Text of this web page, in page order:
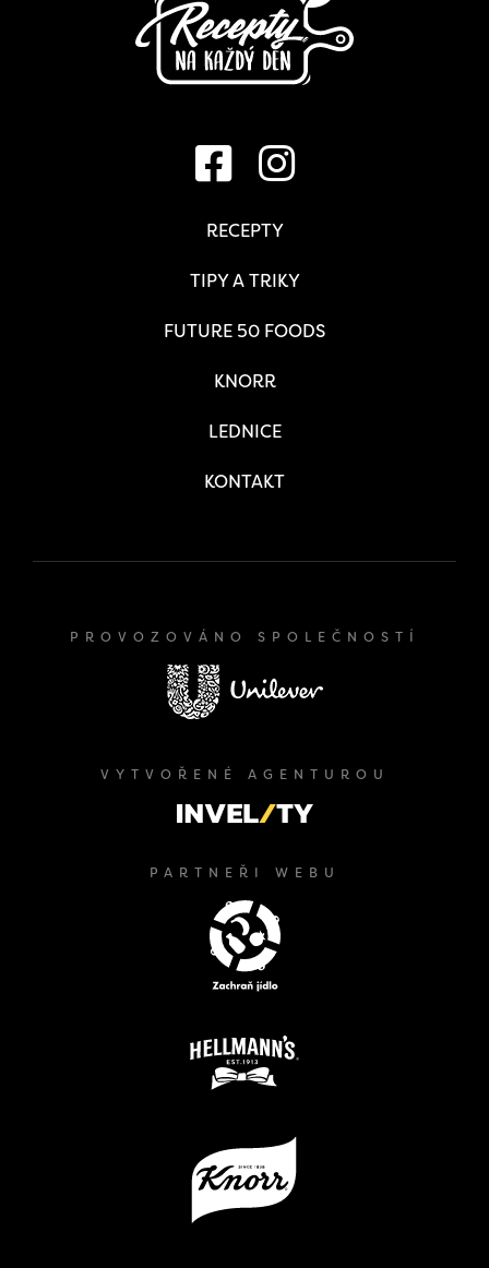
RECEPTY
TIPY A TRIKY
FUTURE 50 FOODS
KNORR
LEDNICE
KONTAKT
PROVOZOVÁNO SPOLEČNOSTÍ
VYTVOŘENÉ AGENTUROU
PARTNEŘI WEBU